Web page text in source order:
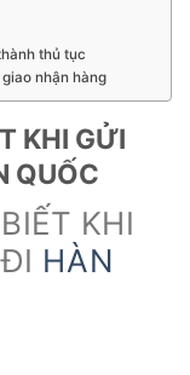
thủ tục
nhận hàng
KHI GỬI
QUỐC
KHI
HÀN